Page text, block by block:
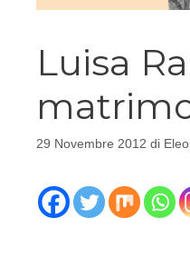
Luisa
29 Novembre 2012 di